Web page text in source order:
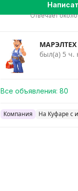
Отвечает
МАРЭЛТЕХ
был(а) 5 ч.
Все объявления: 80
Компания На Куфаре с